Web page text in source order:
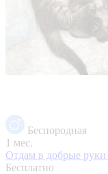
Беспородная
1 мес.
Отдам в добрые руки
Бесплатно